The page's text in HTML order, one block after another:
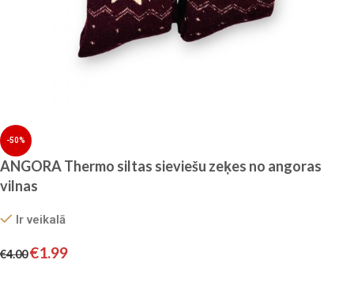
-50%
ANGORA Thermo siltas sieviešu zeķes no angoras
vilnas
Ir veikalā
€4.00€1.99